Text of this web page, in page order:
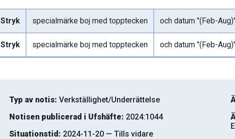
Stryk specialmärke boj med topptecken och datum "(Feb-
Stryk specialmärke boj med topptecken och datum "(Feb-
Typ av notis: Verkställighet/Underrättelse
Notisen publicerad i Ufshäfte: 2024:1044
Situationstid: 2024-11-20 — Tills vidare